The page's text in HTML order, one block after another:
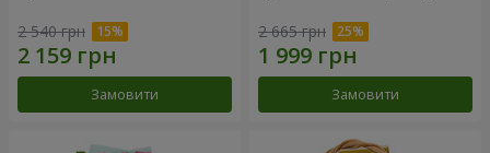
2 540 грн
Замовити
2 665 грн
Замовити